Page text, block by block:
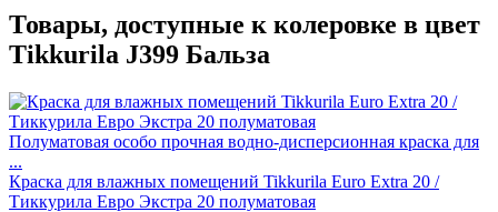
Товары, доступные к колеровке в цвет
Tikkurila J399 Бальза
Полуматовая особо прочная водно-дисперсионная краска для
...
Краска для влажных помещений Tikkurila Euro Extra 20 /
Тиккурила Евро Экстра 20 полуматовая